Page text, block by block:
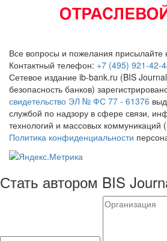
Все вопросы и пожелания присылайте
Контактный телефон: +7 (495) 921-42-
Сетевое издание ib-bank.ru (BIS
безопасность банков)
свидетельство ЭЛ № ФС 77 - 61376
службой по надзору в сфере связи,
технологий и массовых коммуникаций
Политика конфиденциальности
Стать автором BIS